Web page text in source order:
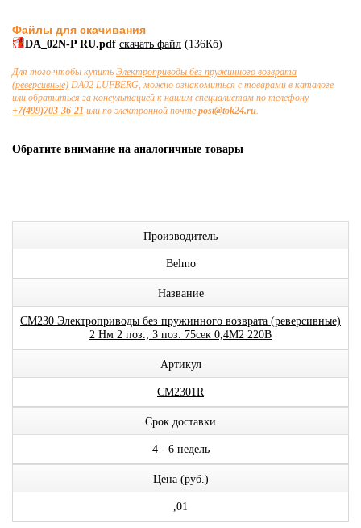
Файлы для скачивания
DA_02N-P RU.pdf скачать файл (136Кб)
Для того чтобы купить Электроприводы без пружинного возврата
(реверсивные) DA02 LUFBERG, можно ознакомиться с товарами в каталоге
или обратиться за консультацией к нашим специалистам по телефону
+7(499)703-36-21 или по электронной почте post@tok24.ru.
Обратите внимание на аналогичные товары
Производитель
Belmo
Название
CM230 Электроприводы без пружинного возврата (реверсивные)
2 Нм 2 поз.; 3 поз. 75сек 0,4М2 220В
Артикул
CM2301R
Срок доставки
4 - 6 недель
Цена (руб.)
,01